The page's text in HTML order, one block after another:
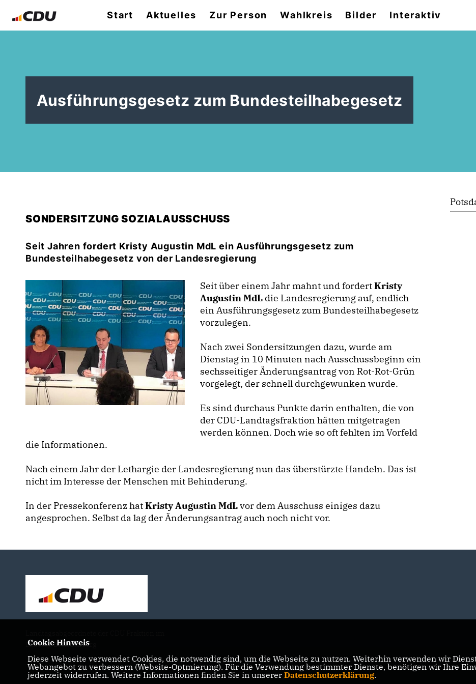
Start Aktuelles Zur Person Wahlkreis Bilder Interaktiv
Ausführungsgesetz zum Bundesteilhabegesetz
SONDERSITZUNG SOZIALAUSSCHUSS
Seit Jahren fordert Kristy Augustin MdL ein Ausführungsgesetz zum
Bundesteilhabegesetz von der Landesregierung
Seit über einem Jahr mahnt und fordertKristy
Augustin MdL die Landesregierung auf, endlich
ein Ausführungsgesetz zum Bundesteilhabegesetz
vorzulegen.
Nach zwei Sondersitzungen dazu, wurde am
Dienstag in 10 Minuten nach Ausschussbeginn ein
sechsseitiger Änderungsantrag von Rot-Rot-Grün
vorgelegt, der schnell durchgewunken wurde.
Es sind durchaus Punkte darin enthalten, die von
der CDU-Landtagsfraktion hätten mitgetragen
werden können. Doch wie so oft fehlten im Vorfeld
die Informationen.
Nach einem Jahr der Lethargie der Landesregierung nun das überstürzte Handeln. Das ist
nicht im Interesse der Menschen mit Behinderung.
In der Pressekonferenz hatKristy Augustin MdLvor dem Ausschuss einiges dazu
angesprochen. Selbst da lag der Änderungsantrag auch noch nicht vor.
Landtag Brandenburg
Cookie Hinweis
Diese Webseite verwendet Cookies, die notwendig sind, um die Webseite zu nutzen. Weiterhin verwenden wir
Webangebot zu verbessern (Website-Optmierung). Für die Verwendung bestimmter Dienste, benötigen wir Ihre
jederzeit widerrufen. Weitere Informationen finden Sie in unserer Datenschutzerklärung.